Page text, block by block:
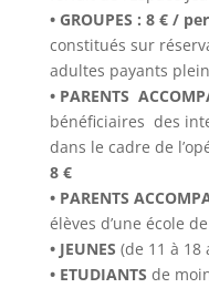
• GROUPES : 8 € /
constitués sur
adultes payants
• PARENTS
bénéficiaires des
dans le cadre de
8 €
• PARENTS
élèves d’une école
• JEUNES (de 11 à 18
• ETUDIANTS de